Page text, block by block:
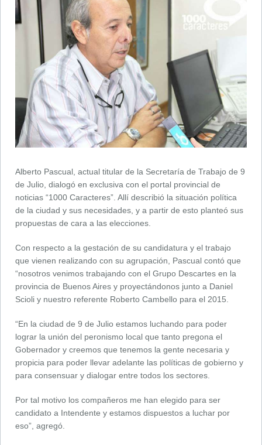
Alberto Pascual, actual titular de la Secretaría de Trabajo de 9
de Julio, dialogó en exclusiva con el portal provincial de
noticias “1000 Caracteres”. Allí describió la situación política
de la ciudad y sus necesidades, y a partir de esto planteó sus
propuestas de cara a las elecciones.
Con respecto a la gestación de su candidatura y el trabajo
que vienen realizando con su agrupación, Pascual contó que
“nosotros venimos trabajando con el Grupo Descartes en la
provincia de Buenos Aires y proyectándonos junto a Daniel
Scioli y nuestro referente Roberto Cambello para el 2015.
“En la ciudad de 9 de Julio estamos luchando para poder
lograr la unión del peronismo local que tanto pregona el
Gobernador y creemos que tenemos la gente necesaria y
propicia para poder llevar adelante las políticas de gobierno y
para consensuar y dialogar entre todos los sectores.
Por tal motivo los compañeros me han elegido para ser
candidato a Intendente y estamos dispuestos a luchar por
eso”, agregó.